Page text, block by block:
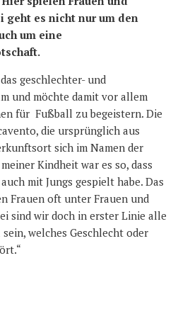
geht es nicht nur um den
um eine
geschlechter- und
und möchte damit vor allem
für Fußball zu begeistern. Die
die ursprünglich aus
sich im Namen der
Kindheit war es so, dass
mit Jungs gespielt habe. Das
Frauen oft unter Frauen und
sind wir doch in erster Linie alle
welches Geschlecht oder